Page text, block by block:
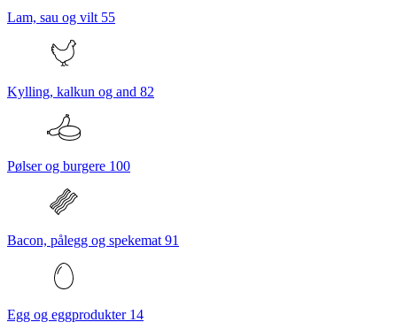
Lam, sau og vilt 55
Kylling, kalkun og and 82
Pølser og burgere 100
Bacon, pålegg og spekemat 91
Egg og eggprodukter 14